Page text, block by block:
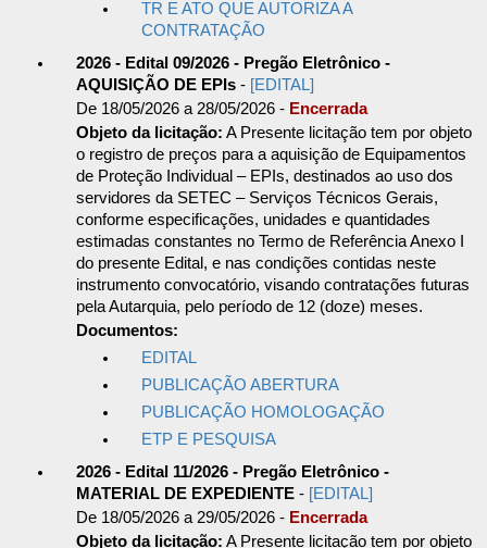
TR E ATO QUE AUTORIZA A
CONTRATAÇÃO
2026 - Edital 09/2026 - Pregão Eletrônico -
AQUISIÇÃO DE EPIs - [EDITAL]
De 18/05/2026 a 28/05/2026 - Encerrada
Objeto da licitação: A Presente licitação tem por objeto
o registro de preços para a aquisição de Equipamentos
de Proteção Individual – EPIs, destinados ao uso dos
servidores da SETEC – Serviços Técnicos Gerais,
conforme especificações, unidades e quantidades
estimadas constantes no Termo de Referência Anexo I
do presente Edital, e nas condições contidas neste
instrumento convocatório, visando contratações futuras
pela Autarquia, pelo período de 12 (doze) meses.
Documentos:
EDITAL
PUBLICAÇÃO ABERTURA
PUBLICAÇÃO HOMOLOGAÇÃO
ETP E PESQUISA
2026 - Edital 11/2026 - Pregão Eletrônico -
MATERIAL DE EXPEDIENTE - [EDITAL]
De 18/05/2026 a 29/05/2026 - Encerrada
Objeto da licitação: A Presente licitação tem por objeto